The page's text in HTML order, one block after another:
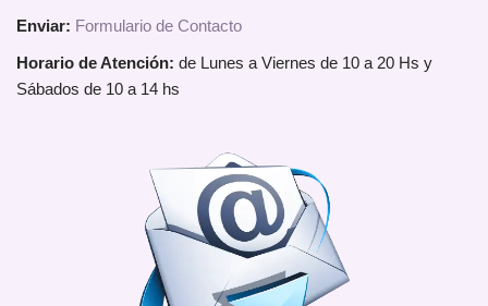
Enviar: Formulario de Contacto
Horario de Atención: de Lunes a Viernes de 10 a 20 Hs y
Sábados de 10 a 14 hs